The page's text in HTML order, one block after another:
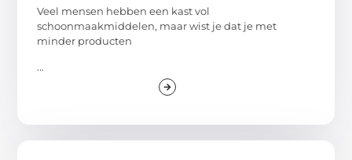
Veel mensen hebben een kast vol
schoonmaakmiddelen, maar wist je dat je met
minder producten
...